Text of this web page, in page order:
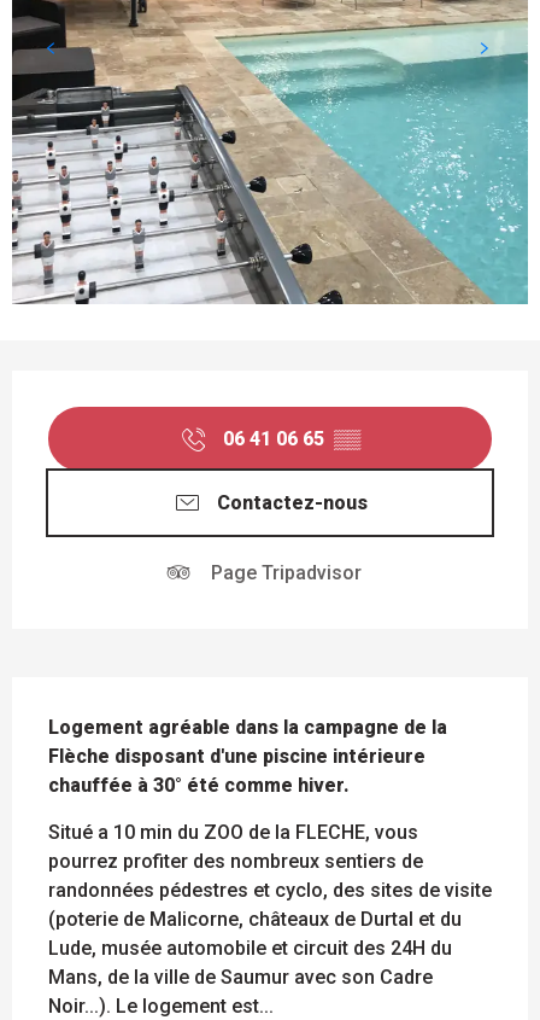
06 41 06 65 ▒▒
Contactez-nous
Page Tripadvisor
Logement agréable dans la campagne de la
Flèche disposant d'une piscine intérieure
chauffée à 30° été comme hiver.
Situé a 10 min du ZOO de la FLECHE, vous
pourrez profiter des nombreux sentiers de
randonnées pédestres et cyclo, des sites de visite
(poterie de Malicorne, châteaux de Durtal et du
Lude, musée automobile et circuit des 24H du
Mans, de la ville de Saumur avec son Cadre
Noir...). Le logement est...